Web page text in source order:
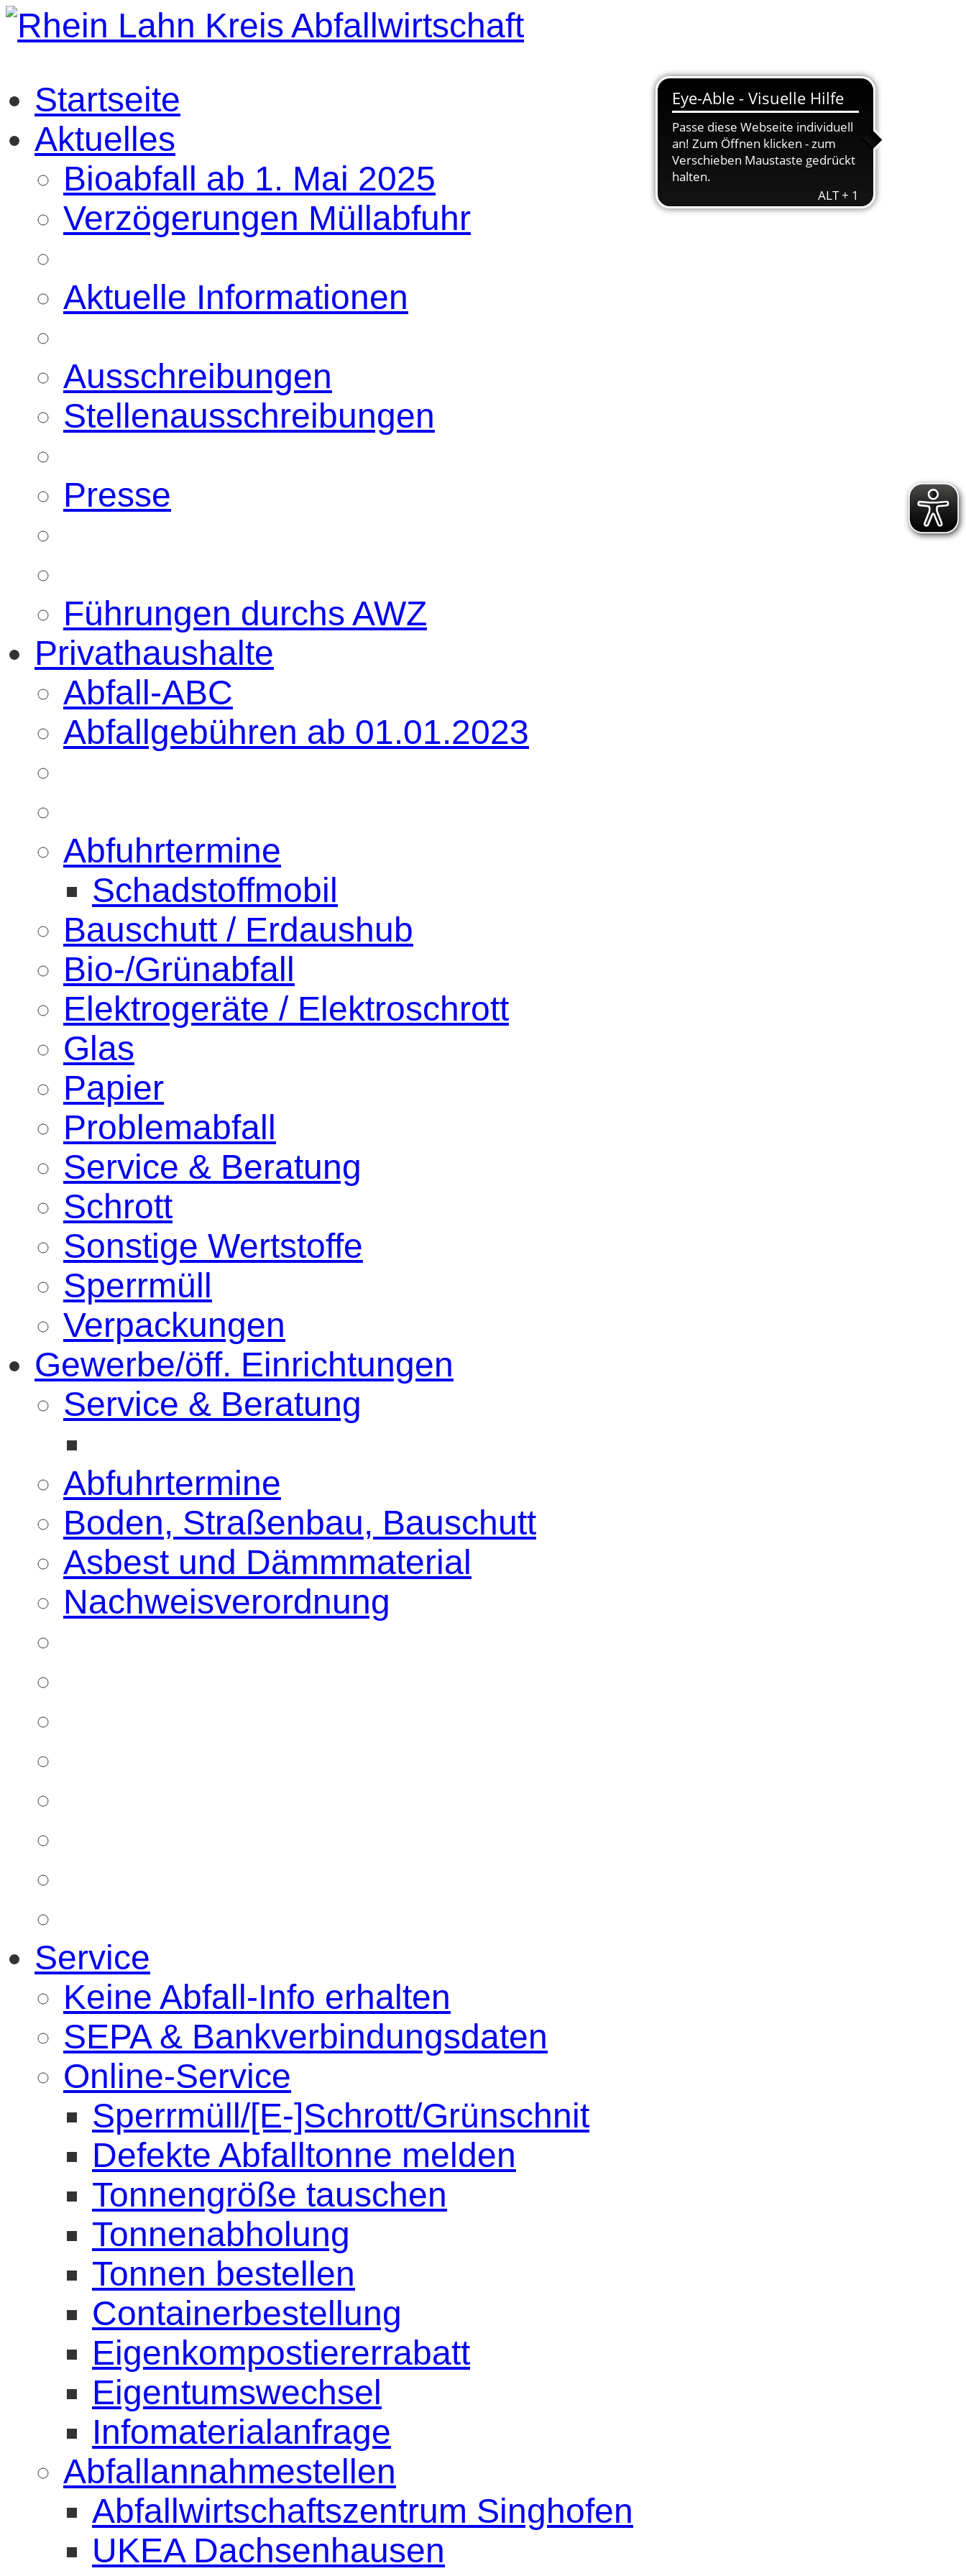
Startseite
Aktuelles
Bioabfall ab 1. Mai 2025
Verzögerungen Müllabfuhr
Aktuelle Informationen
Ausschreibungen
Stellenausschreibungen
Presse
Führungen durchs AWZ
Privathaushalte
Abfall-ABC
Abfallgebühren ab 01.01.2023
Abfuhrtermine
Schadstoffmobil
Bauschutt / Erdaushub
Bio-/Grünabfall
Elektrogeräte / Elektroschrott
Glas
Papier
Problemabfall
Service & Beratung
Schrott
Sonstige Wertstoffe
Sperrmüll
Verpackungen
Gewerbe/öff. Einrichtungen
Service & Beratung
Abfuhrtermine
Boden, Straßenbau, Bauschutt
Asbest und Dämmmaterial
Nachweisverordnung
Service
Keine Abfall-Info erhalten
SEPA & Bankverbindungsdaten
Online-Service
Sperrmüll/[E-]Schrott/Grünschnit
Defekte Abfalltonne melden
Tonnengröße tauschen
Tonnenabholung
Tonnen bestellen
Containerbestellung
Eigenkompostiererrabatt
Eigentumswechsel
Infomaterialanfrage
Abfallannahmestellen
Abfallwirtschaftszentrum Singhofen
UKEA Dachsenhausen